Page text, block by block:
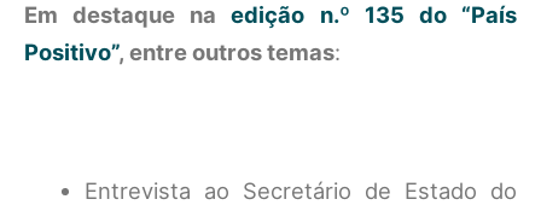
Em destaque naedição n.º 135 do “País
Positivo”, entre outros temas:
Entrevista ao Secretário de Estado do